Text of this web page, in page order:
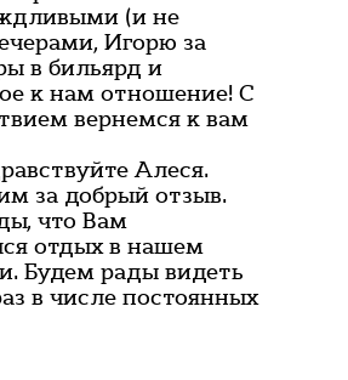
(и не
Игорю за
в бильярд и
к нам отношение! С
вернемся к вам
Алеся.
за добрый отзыв.
что Вам
отдых в нашем
Будем рады видеть
в числе постоянных